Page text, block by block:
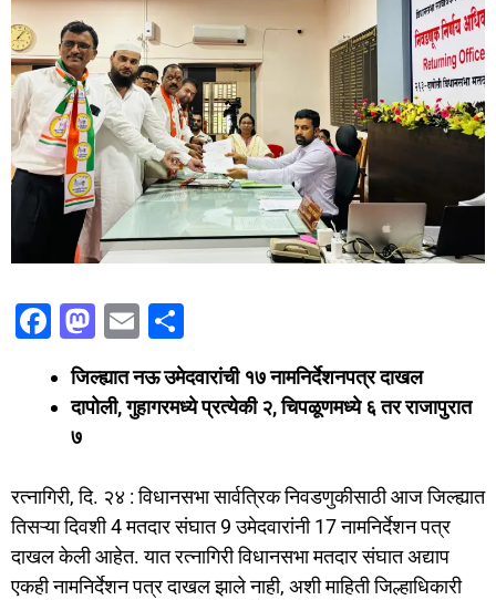
F
c
o
o
k
M
st
o
o
n
E
ai
l
ar
e
जिल्ह्यात नऊ उमेदवारांची १७ नामनिर्देशनपत्र दाखल
दापोली, गुहागरमध्ये प्रत्येकी २, चिपळूणमध्ये ६ तर राजापुरात
७
रत्नागिरी, दि. २४ : विधानसभा सार्वत्रिक निवडणुकीसाठी आज जिल्ह्यात
तिसऱ्या दिवशी 4 मतदार संघात 9 उमेदवारांनी 17 नामनिर्देशन पत्र
दाखल केली आहेत. यात रत्नागिरी विधानसभा मतदार संघात अद्याप
एकही नामनिर्देशन पत्र दाखल झाले नाही, अशी माहिती जिल्हाधिकारी